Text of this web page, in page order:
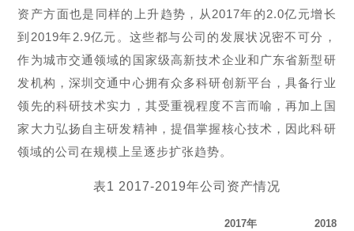
资产方面也是同样的上升趋势，从2017年的2.0亿元增长
到2019年2.9亿元。这些都与公司的发展状况密不可分，
作为城市交通领域的国家级高新技术企业和广东省新型研
发机构，深圳交通中心拥有众多科研创新平台，具备行业
领先的科研技术实力，其受重视程度不言而喻，再加上国
家大力弘扬自主研发精神，提倡掌握核心技术，因此科研
领域的公司在规模上呈逐步扩张趋势。
表1 2017-2019年公司资产情况
2017年 2018年